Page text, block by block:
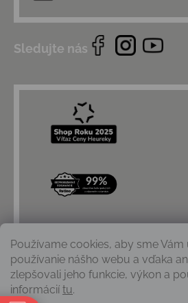
Používame cookies, aby sme
používanie nášho webu a vďaka
zlepšovali jeho funkcie, výkon a
informácií tu.
Sledujte nás